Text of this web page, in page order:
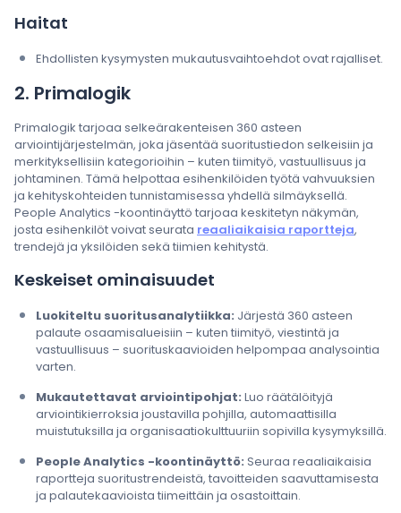
Haitat
Ehdollisten kysymysten mukautusvaihtoehdot ovat rajalliset.
2. Primalogik
Primalogik tarjoaa selkeärakenteisen 360 asteen
arviointijärjestelmän, joka jäsentää suoritustiedon selkeisiin ja
merkityksellisiin kategorioihin – kuten tiimityö, vastuullisuus ja
johtaminen. Tämä helpottaa esihenkilöiden työtä vahvuuksien
ja kehityskohteiden tunnistamisessa yhdellä silmäyksellä.
People Analytics -koontinäyttö tarjoaa keskitetyn näkymän,
josta esihenkilöt voivat seurata reaaliaikaisia raportteja,
trendejä ja yksilöiden sekä tiimien kehitystä.
Keskeiset ominaisuudet
Luokiteltu suoritusanalytiikka: Järjestä 360 asteen
palaute osaamisalueisiin – kuten tiimityö, viestintä ja
vastuullisuus – suorituskaavioiden helpompaa analysointia
varten.
Mukautettavat arviointipohjat: Luo räätälöityjä
arviointikierroksia joustavilla pohjilla, automaattisilla
muistutuksilla ja organisaatiokulttuuriin sopivilla kysymyksillä.
People Analytics -koontinäyttö: Seuraa reaaliaikaisia
raportteja suoritustrendeistä, tavoitteiden saavuttamisesta
ja palautekaavioista tiimeittäin ja osastoittain.